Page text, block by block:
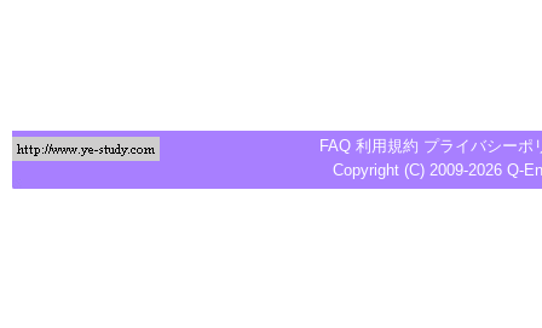
FAQ 利用規約 プライバシーポ
Copyright (C) 2009-2026 Q-